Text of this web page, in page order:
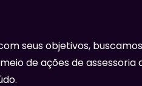
seus objetivos,
de ações de assessoria